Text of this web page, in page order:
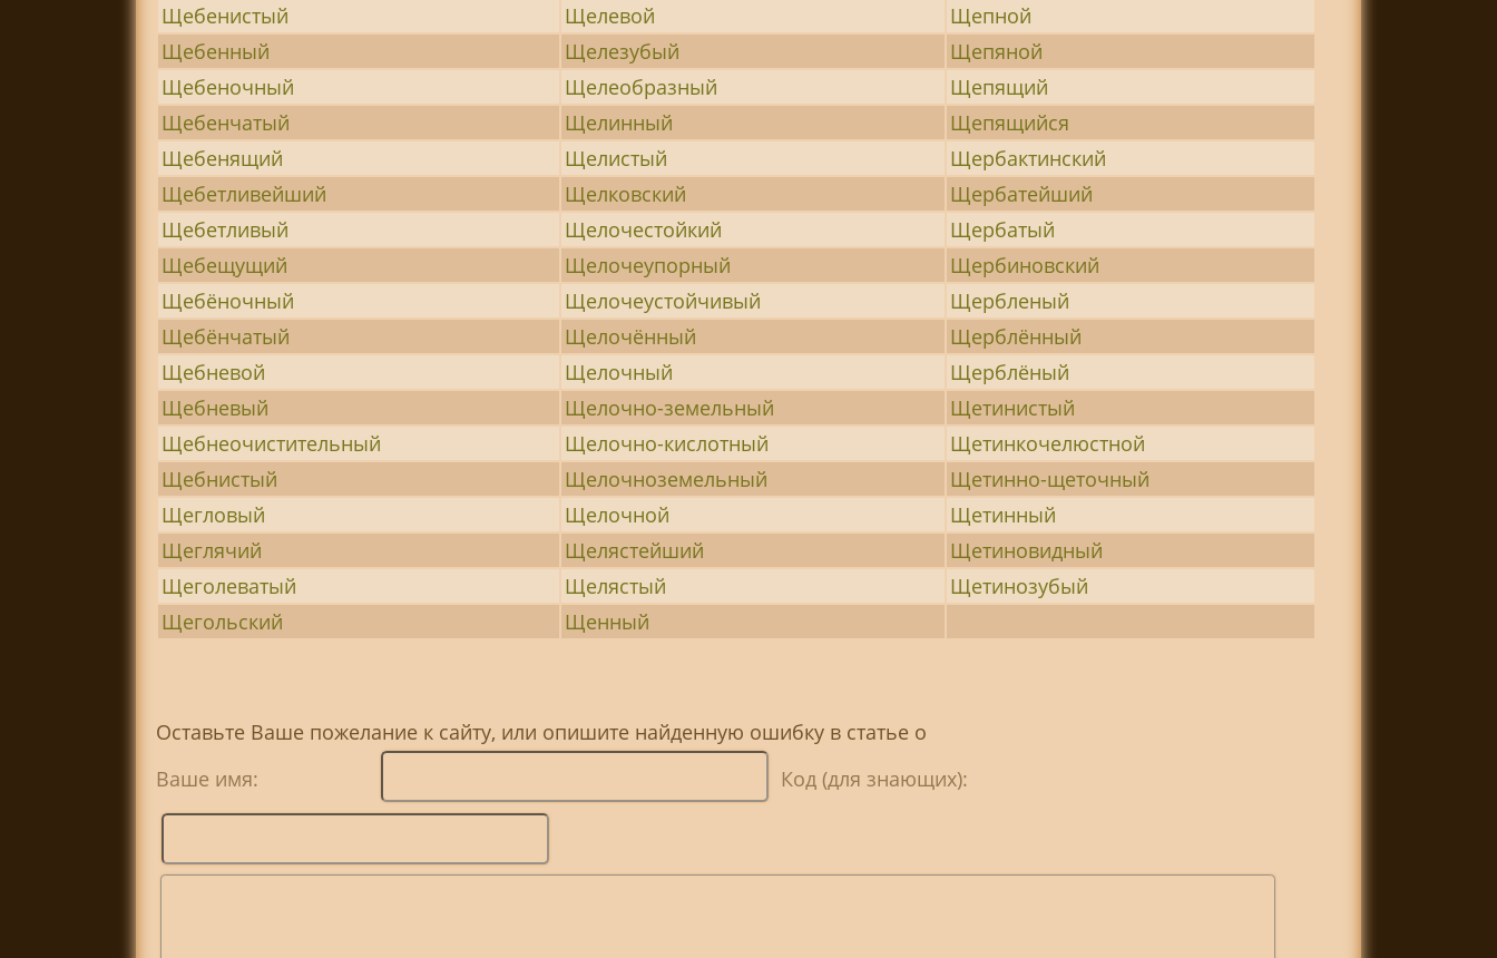
Щебенистый
Щелевой
Щепной
Щебенный
Щелезубый
Щепяной
Щебеночный
Щелеобразный
Щепящий
Щебенчатый
Щелинный
Щепящийся
Щебенящий
Щелистый
Щербактинский
Щебетливейший
Щелковский
Щербатейший
Щебетливый
Щелочестойкий
Щербатый
Щебещущий
Щелочеупорный
Щербиновский
Щебёночный
Щелочеустойчивый
Щербленый
Щебёнчатый
Щелочённый
Щерблённый
Щебневой
Щелочный
Щерблёный
Щебневый
Щелочно-земельный
Щетинистый
Щебнеочистительный
Щелочно-кислотный
Щетинкочелюстной
Щебнистый
Щелочноземельный
Щетинно-щеточный
Щегловый
Щелочной
Щетинный
Щеглячий
Щелястейший
Щетиновидный
Щеголеватый
Щелястый
Щетинозубый
Щегольский
Щенный
Оставьте Ваше пожелание к сайту, или опишите найденную ошибку в статье о
Ваше имя:
Код (для знающих):